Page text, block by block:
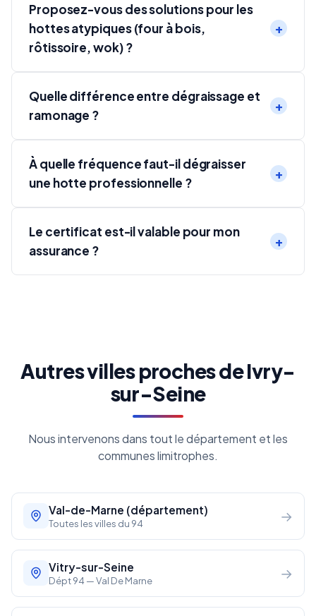
Proposez-vous des solutions pour les
hottes atypiques (four à bois,
rôtissoire, wok) ?
Quelle différence entre dégraissage et
ramonage ?
À quelle fréquence faut-il dégraisser
une hotte professionnelle ?
Le certificat est-il valable pour mon
assurance ?
Autres villes proches de Ivry-
sur-Seine
Nous intervenons dans tout le département et les
communes limitrophes.
Val-de-Marne (département)
Toutes les villes du 94 →
Vitry-sur-Seine
Dépt 94 — Val De Marne →